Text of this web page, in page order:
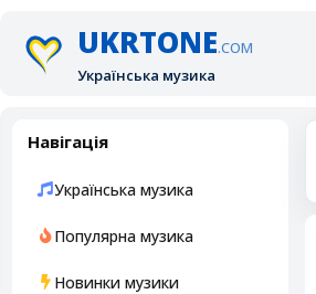
UKRTONE.COM
Українська музика
Навігація
Українська музика
Популярна музика
Новинки музики